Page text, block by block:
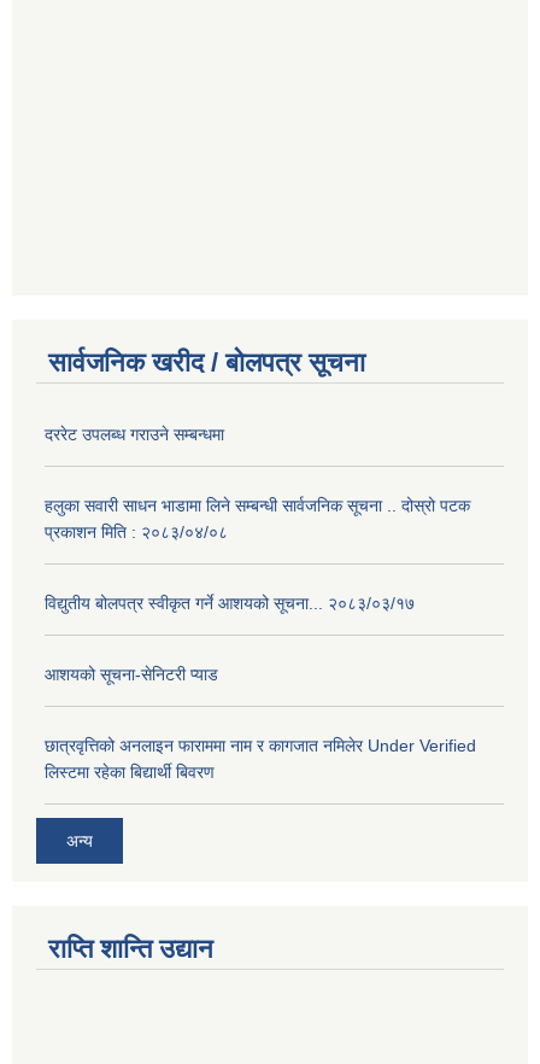
सार्वजनिक खरीद / बोलपत्र सूचना
दररेट उपलब्ध गराउने सम्बन्धमा
हलुका सवारी साधन भाडामा लिने सम्बन्धी सार्वजनिक सूचना .. दोस्रो पटक
प्रकाशन मिति : २०८३/०४/०८
विद्युतीय बोलपत्र स्वीकृत गर्ने आशयको सूचना... २०८३/०३/१७
आशयको सूचना-सेनिटरी प्याड
छात्रवृत्तिको अनलाइन फाराममा नाम र कागजात नमिलेर Under Verified
लिस्टमा रहेका बिद्यार्थी बिवरण
अन्य
राप्ति शान्ति उद्यान